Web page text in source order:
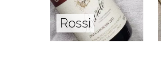
Rossi